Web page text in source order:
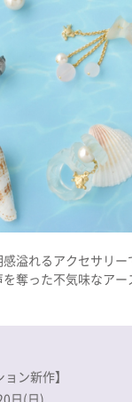
溢れるアクセサリ
奪った不気味なア
ン新作】